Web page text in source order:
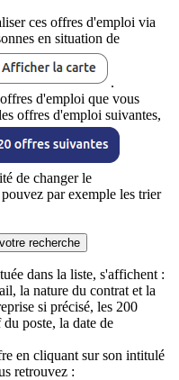
ces offres d'emploi via
en situation de
.
d'emploi que vous
offres d'emploi suivantes,
de changer le
par exemple les trier
recherche
dans la liste, s'affichent :
la nature du contrat et la
si précisé, les 200
poste, la date de
en cliquant sur son intitulé
retrouvez :